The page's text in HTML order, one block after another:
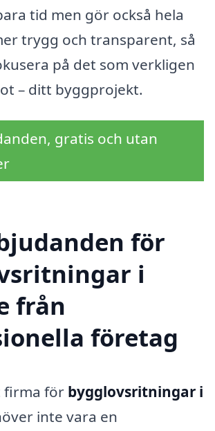
tid men gör också hela
trygg och transparent, så
på det som verkligen
– ditt byggprojekt.
gratis och utan
för
i
från
företag
för bygglovsritningar i
inte vara en